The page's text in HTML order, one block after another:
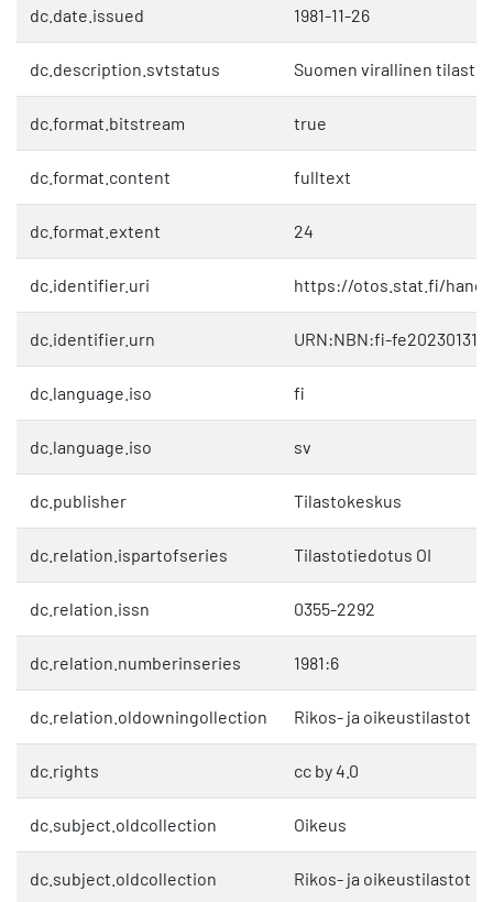
dc.date.issued 1981-11-26
dc.description.svtstatus Suomen virallinen tilasto
dc.format.bitstream true
dc.format.content fulltext
dc.format.extent 24
dc.identifier.uri https://otos.stat.fi/
dc.identifier.urn URN:NBN:fi-
dc.language.iso fi
dc.language.iso sv
dc.publisher Tilastokeskus
dc.relation.ispartofseries Tilastotiedotus OI
dc.relation.issn 0355-2292
dc.relation.numberinseries 1981:6
dc.relation.oldowningollection Rikos- ja oikeustilastot
dc.rights cc by 4.0
dc.subject.oldcollection Oikeus
dc.subject.oldcollection Rikos- ja oikeustilastot